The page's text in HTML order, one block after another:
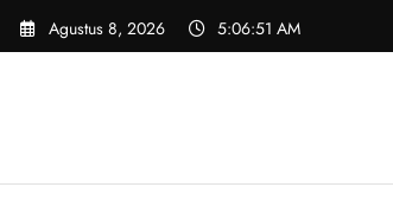
Skip
Agustus 8, 2026 5:06:51 AM